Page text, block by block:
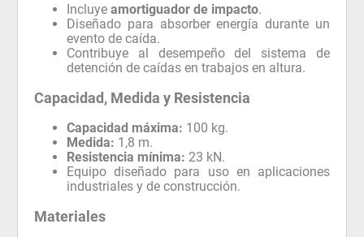
Incluyeamortiguador de impacto.
Diseñado para absorber energía durante un
evento de caída.
Contribuye al desempeño del sistema de
detención de caídas en trabajos en altura.
Capacidad, Medida y Resistencia
Capacidad máxima: 100 kg.
Medida: 1,8 m.
Resistencia mínima: 23 kN.
Equipo diseñado para uso en aplicaciones
industriales y de construcción.
Materiales